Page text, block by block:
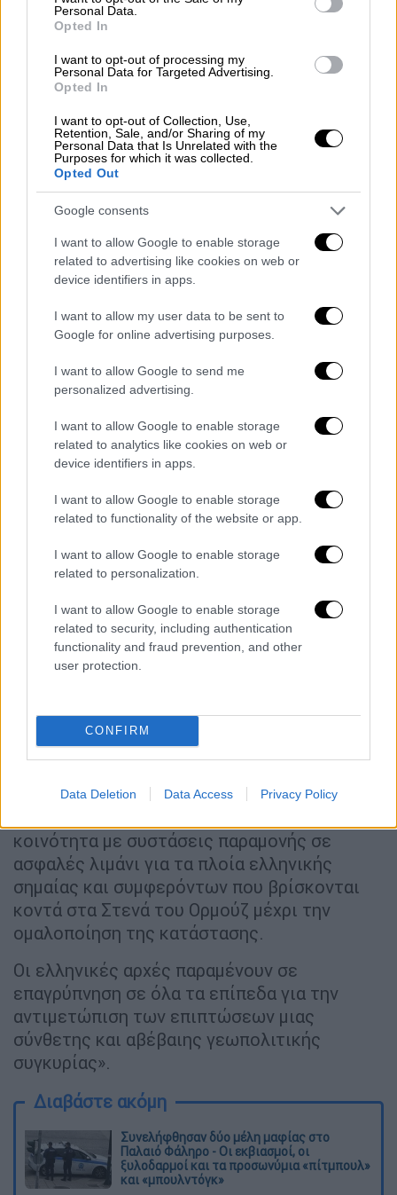
Personal Data.
Opted In
I want to opt-out of processing my
Personal Data for Targeted Advertising.
Opted In
I want to opt-out of Collection, Use,
Retention, Sale, and/or Sharing of my
Personal Data that Is Unrelated with the
Purposes for which it was collected.
Opted Out
Google consents
I want to allow Google to enable storage
related to advertising like cookies on web or
device identifiers in apps.
I want to allow my user data to be sent to
Google for online advertising purposes.
I want to allow Google to send me
personalized advertising.
I want to allow Google to enable storage
related to analytics like cookies on web or
device identifiers in apps.
I want to allow Google to enable storage
related to functionality of the website or app.
I want to allow Google to enable storage
related to personalization.
I want to allow Google to enable storage
related to security, including authentication
functionality and fraud prevention, and other
user protection.
CONFIRM
Data Deletion Data Access Privacy Policy
σημαίας και συμφερόντων που βρίσκονται
ομαλοποίηση της κατάστασης.
εκπροσώπου
Ο υφυπουργός παρά τω Πρωθυπουργώ και
κυβερνητικός εκπρόσωπος
Μαρινάκης
«Συνεδρίασε σήμερα εκτάκτως υπό τον
Πρωθυπουργό Κυριάκο Μητσοτάκη το
Κυβερνητικό Συμβούλιο Εθνικής Ασφάλειας
(ΚΥΣΕΑ).
Κατά τη διάρκεια της συνεδρίασης έγινε
αξιολόγηση των τελευταίων εξελίξεων στη
H κυβέρνηση εκφράζει την έντονη ανησυχία
της. Αυτό που προέχει είναι η επίδειξη
αυτοσυγκράτησης και η επανεκκίνηση των
συζητήσεων προκειμένου να αποφευχθεί
Πάγια θέση τηςΕλλάδας
δεν πρέπει να αποκτήσει πυρηνικά όπλα και
ότι η λύση στο ζήτημα αυτό πρέπει να
αναζητηθεί μέσω της διπλωματίας.
ασφάλεια των πολιτών της στην περιοχή.
Ταυτόχρονα, η κυβέρνηση – μέσω του
Πολιτικής– έχει προβεί στις απαραίτητες
κοινότητα με συστάσεις παραμονής σε
ασφαλές λιμάνι για τα πλοία ελληνικής
σημαίας και συμφερόντων που βρίσκονται
κοντά στα Στενά του Ορμούζ μέχρι την
ομαλοποίηση της κατάστασης.
Οι ελληνικές αρχές παραμένουν σε
επαγρύπνηση σε όλα τα επίπεδα για την
αντιμετώπιση των επιπτώσεων μιας
σύνθετης και αβέβαιης γεωπολιτικής
συγκυρίας».
Διαβάστε ακόμη
Συνελήφθησαν δύο μέλη μαφίας στο
Παλαιό Φάληρο - Οι εκβιασμοί, οι
ξυλοδαρμοί και τα προσωνύμια «πίτμπουλ»
και «μπουλντόγκ»